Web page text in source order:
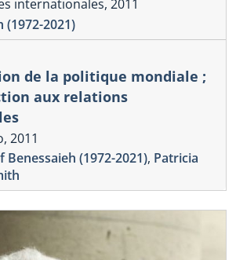
internationales, 2011
(1972-2021)
de la politique mondiale ;
aux relations
2011
Benessaieh (1972-2021), Patricia